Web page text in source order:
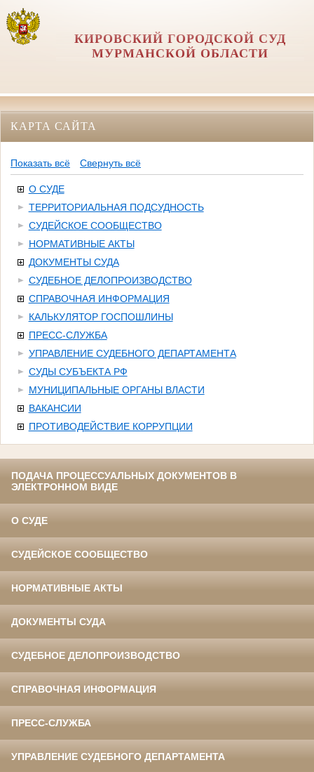
КИРОВСКИЙ ГОРОДСКОЙ СУД
МУРМАНСКОЙ ОБЛАСТИ
КАРТА САЙТА
Показать всё Свернуть всё
О СУДЕ
ТЕРРИТОРИАЛЬНАЯ ПОДСУДНОСТЬ
СУДЕЙСКОЕ СООБЩЕСТВО
НОРМАТИВНЫЕ АКТЫ
ДОКУМЕНТЫ СУДА
СУДЕБНОЕ ДЕЛОПРОИЗВОДСТВО
СПРАВОЧНАЯ ИНФОРМАЦИЯ
КАЛЬКУЛЯТОР ГОСПОШЛИНЫ
ПРЕСС-СЛУЖБА
УПРАВЛЕНИЕ СУДЕБНОГО ДЕПАРТАМЕНТА
СУДЫ СУБЪЕКТА РФ
МУНИЦИПАЛЬНЫЕ ОРГАНЫ ВЛАСТИ
ВАКАНСИИ
ПРОТИВОДЕЙСТВИЕ КОРРУПЦИИ
ПОДАЧА ПРОЦЕССУАЛЬНЫХ ДОКУМЕНТОВ В
ЭЛЕКТРОННОМ ВИДЕ
О СУДЕ
СУДЕЙСКОЕ СООБЩЕСТВО
НОРМАТИВНЫЕ АКТЫ
ДОКУМЕНТЫ СУДА
СУДЕБНОЕ ДЕЛОПРОИЗВОДСТВО
СПРАВОЧНАЯ ИНФОРМАЦИЯ
ПРЕСС-СЛУЖБА
УПРАВЛЕНИЕ СУДЕБНОГО ДЕПАРТАМЕНТА